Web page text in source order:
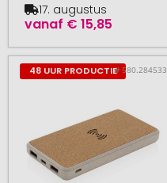
vanaf € 15,85
17. augustus
48 UUR PRODUCTIE# 580.284533